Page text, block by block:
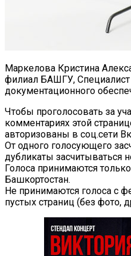
Маркелова Кристина
филиал БАШГУ, Специалист
документационного
Чтобы проголосовать за
комментариях этой
авторизованы в соц.сети
От одного голосующего
дубликаты засчитываться
Голоса принимаются
Башкортостан.
Не принимаются голоса с
пустых страниц (без фото,